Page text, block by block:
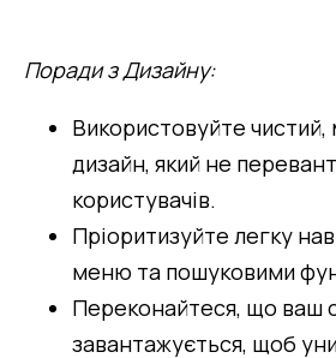
Поради з Дизайну:
Використовуйте чистий,
дизайн, який не
користувачів.
Пріоритизуйте легку
меню та пошуковими
Переконайтеся, що ваш
завантажується, щоб